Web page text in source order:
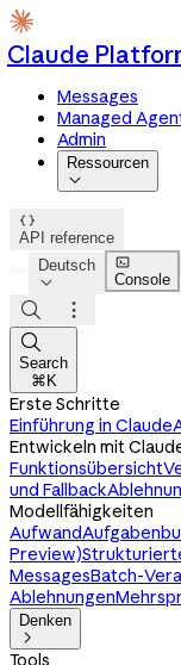
Claude
Messages
Managed
Admin
Ressourcen


API reference
Deutsch


Console



Search
⌘K
Erste Schritte
Einführung in Claude
Entwickeln mit
Funktionsübersicht
und Fallback
Modellfähigkeiten
Aufwand
Preview)
MessagesBatch-
Ablehnungen
Denken

Tools